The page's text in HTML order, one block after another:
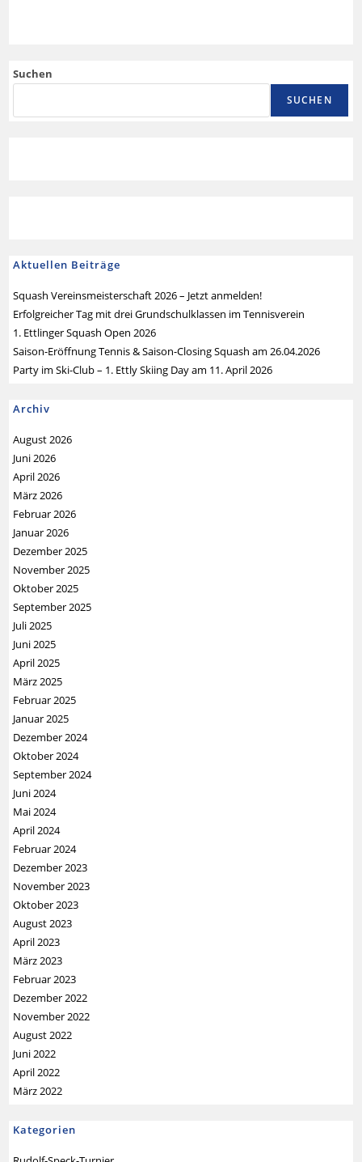
Suchen
SUCHEN
Aktuellen Beiträge
Squash Vereinsmeisterschaft 2026 – Jetzt anmelden!
Erfolgreicher Tag mit drei Grundschulklassen im Tennisverein
1. Ettlinger Squash Open 2026
Saison-Eröffnung Tennis & Saison-Closing Squash am 26.04.2026
Party im Ski-Club – 1. Ettly Skiing Day am 11. April 2026
Archiv
August 2026
Juni 2026
April 2026
März 2026
Februar 2026
Januar 2026
Dezember 2025
November 2025
Oktober 2025
September 2025
Juli 2025
Juni 2025
April 2025
März 2025
Februar 2025
Januar 2025
Dezember 2024
Oktober 2024
September 2024
Juni 2024
Mai 2024
April 2024
Februar 2024
Dezember 2023
November 2023
Oktober 2023
August 2023
April 2023
März 2023
Februar 2023
Dezember 2022
November 2022
August 2022
Juni 2022
April 2022
März 2022
Kategorien